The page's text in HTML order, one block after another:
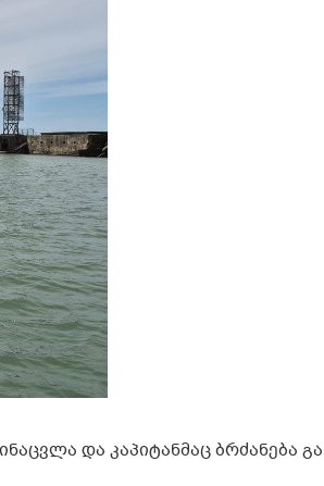
და კაპიტანმაც ბრძანება